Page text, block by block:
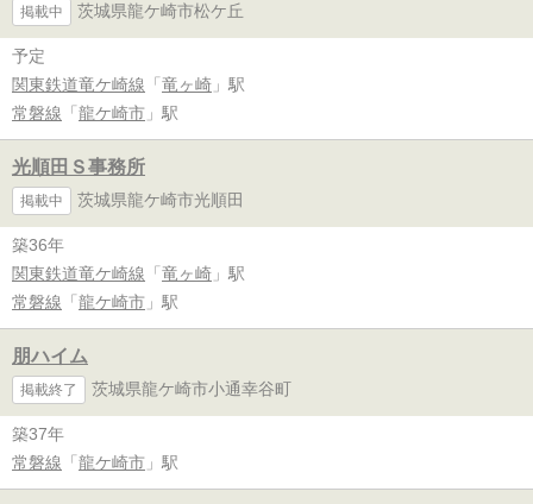
掲載中 茨城県龍ケ崎市松ケ丘
予定
関東鉄道竜ケ崎線 「 竜ヶ崎 」駅
常磐線 「 龍ケ崎市 」駅
光順田Ｓ事務所
掲載中 茨城県龍ケ崎市光順田
築36年
関東鉄道竜ケ崎線 「 竜ヶ崎 」駅
常磐線 「 龍ケ崎市 」駅
朋ハイム
掲載終了 茨城県龍ケ崎市小通幸谷町
築37年
常磐線 「 龍ケ崎市 」駅